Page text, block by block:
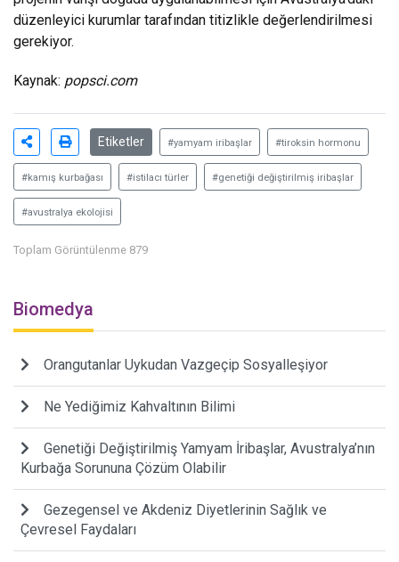
düzenleyici kurumlar tarafından titizlikle değerlendirilmesi
gerekiyor.
Kaynak: popsci.com
Etiketler #yamyam iribaşlar #tiroksin hormonu
#kamış kurbağası #istilacı türler #genetiği değiştirilmiş iribaşlar
#avustralya ekolojisi
Toplam Görüntülenme 879
Biomedya
Orangutanlar Uykudan Vazgeçip Sosyalleşiyor
Ne Yediğimiz Kahvaltının Bilimi
Genetiği Değiştirilmiş Yamyam İribaşlar, Avustralya’nın
Kurbağa Sorununa Çözüm Olabilir
Gezegensel ve Akdeniz Diyetlerinin Sağlık ve
Çevresel Faydaları